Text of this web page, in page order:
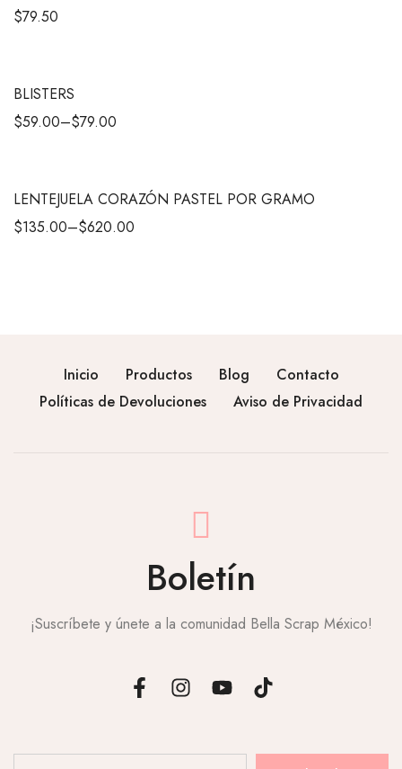
$79.50
BLISTERS
$59.00–$79.00
LENTEJUELA CORAZÓN PASTEL POR GRAMO
$135.00–$620.00
Inicio Productos Blog
Contacto
Políticas de Devoluciones
Aviso de Privacidad
Boletín
¡Suscríbete y únete a la comunidad Bella Scrap México!